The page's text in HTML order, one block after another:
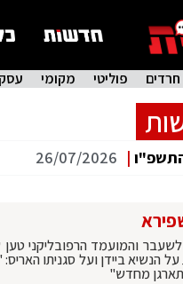
חרדים פוליטי מקומי
|
26/07/2026
והמועמד הרפובליקני
על הנשיא ביידן ועל סגניתו
מחדש"